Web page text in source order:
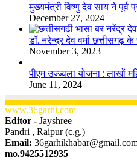
मुख्यमंत्री विष्णु देव साय ने पूर्व
December 27, 2024
डॉ. नरेन्द्र देव वर्मा छत्तीसगढ़
November 3, 2023
पीएम उज्ज्वला योजना : लाखों
June 11, 2024
www.36garhi.com
Editor - Jayshree
Pandri , Raipur (c.g.)
Email:
mo.9425512935